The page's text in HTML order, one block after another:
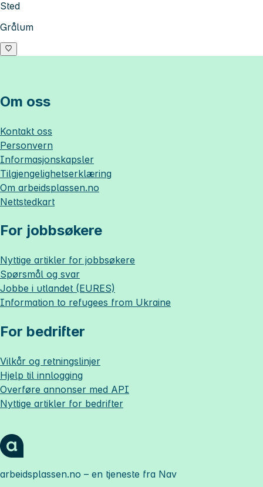
Sted
Grålum
Om oss
Kontakt oss
Personvern
Informasjonskapsler
Tilgjengelighetserklæring
Om arbeidsplassen.no
Nettstedkart
For jobbsøkere
Nyttige artikler for jobbsøkere
Spørsmål og svar
Jobbe i utlandet (EURES)
Information to refugees from Ukraine
For bedrifter
Vilkår og retningslinjer
Hjelp til innlogging
Overføre annonser med API
Nyttige artikler for bedrifter
arbeidsplassen.no – en tjeneste fra Nav